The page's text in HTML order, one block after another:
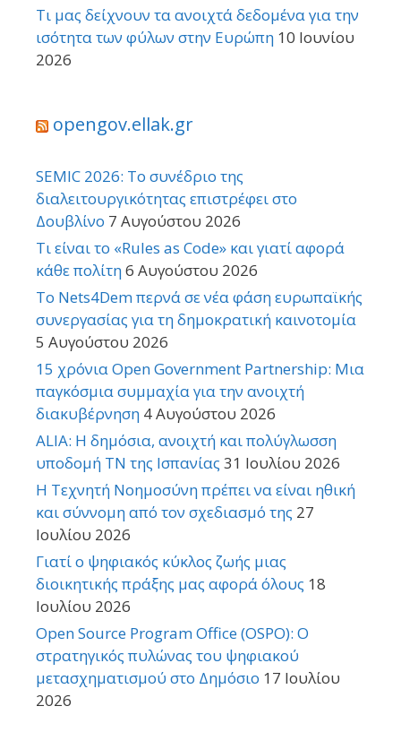
Τι μας δείχνουν τα ανοιχτά δεδομένα για την
ισότητα των φύλων στην Ευρώπη 10 Ιουνίου
2026
opengov.ellak.gr
SEMIC 2026: Το συνέδριο της
διαλειτουργικότητας επιστρέφει στο
Δουβλίνο 7 Αυγούστου 2026
Τι είναι το «Rules as Code» και γιατί αφορά
κάθε πολίτη6 Αυγούστου 2026
Το Nets4Dem περνά σε νέα φάση ευρωπαϊκής
συνεργασίας για τη δημοκρατική καινοτομία
5 Αυγούστου 2026
15 χρόνια Open Government Partnership: Μια
παγκόσμια συμμαχία για την ανοιχτή
διακυβέρνηση 4 Αυγούστου 2026
ALIA: Η δημόσια, ανοιχτή και πολύγλωσση
υποδομή ΤΝ της Ισπανίας 31 Ιουλίου 2026
Η Τεχνητή Νοημοσύνη πρέπει να είναι ηθική
και σύννομη από τον σχεδιασμό της 27
Ιουλίου 2026
Γιατί ο ψηφιακός κύκλος ζωής μιας
διοικητικής πράξης μας αφορά όλους 18
Ιουλίου 2026
Open Source Program Office (OSPO): Ο
στρατηγικός πυλώνας του ψηφιακού
μετασχηματισμού στο Δημόσιο 17 Ιουλίου
2026